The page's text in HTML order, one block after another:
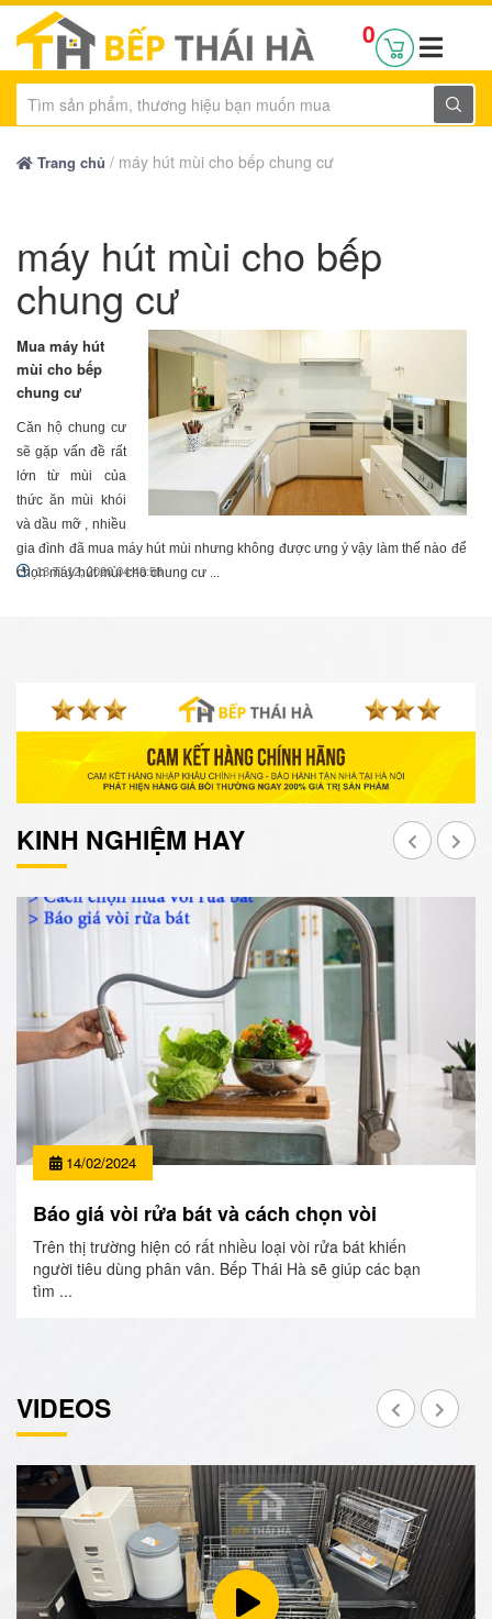
0
Trang chủ / máy hút mùi cho bếp chung cư
máy hút mùi cho bếp
chung cư
Mua máy hút
mùi cho bếp
chung cư
Căn hộ chung cư
sẽ gặp vấn đề rất
lớn từ mùi của
thức ăn mùi khói
và dầu mỡ , nhiều
gia đình đã mua máy hút mùi nhưng không được ưng ý vậy làm thế nào để
chọn máy hút mùi cho chung cư ...
13 Th12, 2020 04:49:58
KINH NGHIỆM HAY
14/02/2024
Báo giá vòi rửa bát và cách chọn vòi
Trên thị trường hiện có rất nhiều loại vòi rửa bát khiến
người tiêu dùng phân vân. Bếp Thái Hà sẽ giúp các bạn
tìm ...
VIDEOS